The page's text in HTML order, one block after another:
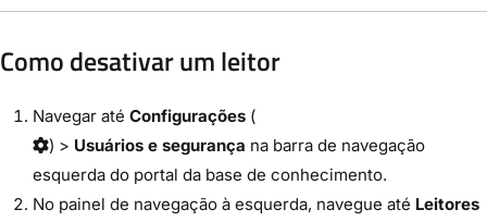
Como desativar um leitor
Navegar até Configurações (
) > Usuários e segurança na barra de navegação
esquerda do portal da base de conhecimento.
No painel de navegação à esquerda, navegue até Leitores